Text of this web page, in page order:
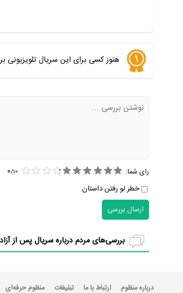
هنوز کسی برای این سریال
رای شما: 0/10
خطر لو رفتن داستان
ارسال بررسی
بررسی‌های مردم درباره سریال پس از
درباره منظوم ارتباط با ما تبلیغات منظوم حرفه‌ای